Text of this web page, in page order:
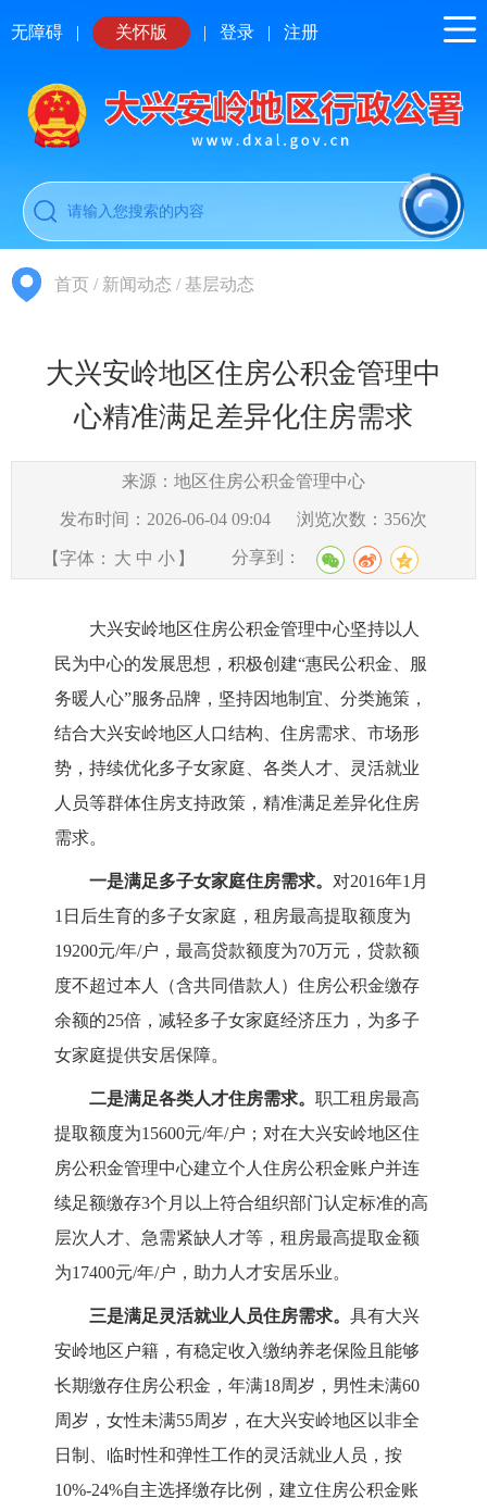
无障碍 | 关怀版 | 登录 | 注册
首页 / 新闻动态 / 基层动态
大兴安岭地区住房公积金管理中
心精准满足差异化住房需求
来源：地区住房公积金管理中心
发布时间：2026-06-04 09:04 浏览次数： 356次
【字体： 大 中 小 】 分享到：
大兴安岭地区住房公积金管理中心坚持以人
民为中心的发展思想，积极创建“惠民公积金、服
务暖人心”服务品牌，坚持因地制宜、分类施策，
结合大兴安岭地区人口结构、住房需求、市场形
势，持续优化多子女家庭、各类人才、灵活就业
人员等群体住房支持政策，精准满足差异化住房
需求。
一是满足多子女家庭住房需求。 对2016年1月
1日后生育的多子女家庭，租房最高提取额度为
19200元/年/户，最高贷款额度为70万元，贷款额
度不超过本人（含共同借款人）住房公积金缴存
余额的25倍， 减轻多子女家庭经济压力，为多子
女家庭提供安居保障。
二是满足各类人才住房需求。 职工租房最高
提取额度为15600元/年/户；对在大兴安岭地区住
房公积金管理中心建立个人住房公积金账户并连
续足额缴存3个月以上符合组织部门认定标准的高
层次人才、急需紧缺人才等，租房最高提取金额
为17400元/年/户，助力人才安居乐业。
三是满足灵活就业人员住房需求。 具有大兴
安岭地区户籍，有稳定收入缴纳养老保险且能够
长期缴存住房公积金，年满18周岁，男性未满60
周岁，女性未满55周岁，在大兴安岭地区以非全
日制、临时性和弹性工作的灵活就业人员， 按
10%-24%自主选择缴存比例，建立住房公积金账